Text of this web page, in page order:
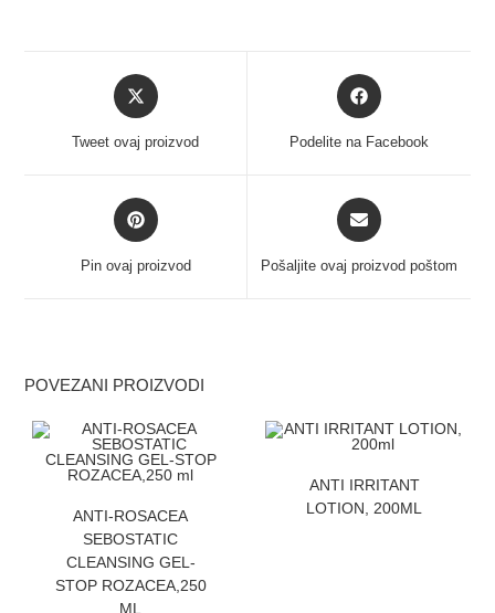
Tweet ovaj proizvod Podelite na Facebook
Pin ovaj proizvod Pošaljite ovaj proizvod poštom
POVEZANI PROIZVODI
ANTI-ROSACEA
SEBOSTATIC
CLEANSING GEL-
STOP ROZACEA,250
ML
ANTI IRRITANT
LOTION, 200ML